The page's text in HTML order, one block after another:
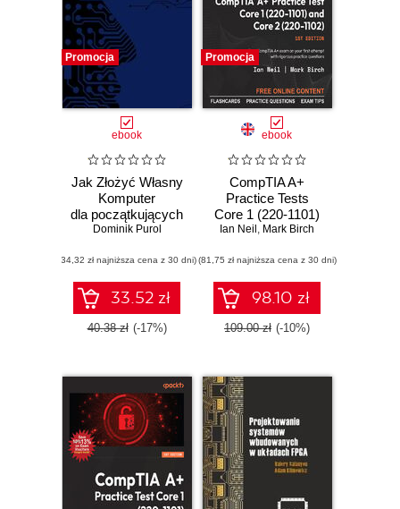
Promocja
ebook
Jak Złożyć Własny
Komputer
dla początkujących
Dominik Purol
(34,32 zł najniższa cena z 30 dni)
33.52 zł
40.38 zł (-17%)
Promocja
ebook
CompTIA A+
Practice Tests
Core 1 (220-1101)
and Core 2 (220-
CompTIA A+
exams on your first
attempt with
rigorous practice
questions
Ian Neil , Mark Birch
(81,75 zł najniższa cena z 30 dni)
98.10 zł
109.00 zł (-10%)